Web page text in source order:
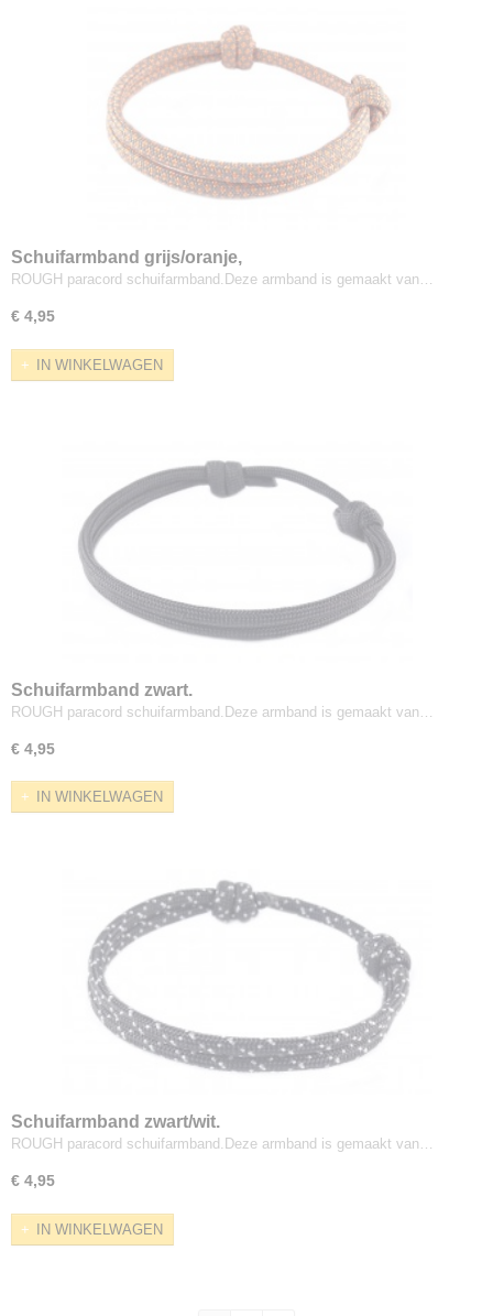
Schuifarmband grijs/oranje,
ROUGH paracord schuifarmband.Deze armband is gemaakt van…
€ 4,95
IN WINKELWAGEN
Schuifarmband zwart.
ROUGH paracord schuifarmband.Deze armband is gemaakt van…
€ 4,95
IN WINKELWAGEN
Schuifarmband zwart/wit.
ROUGH paracord schuifarmband.Deze armband is gemaakt van…
€ 4,95
IN WINKELWAGEN